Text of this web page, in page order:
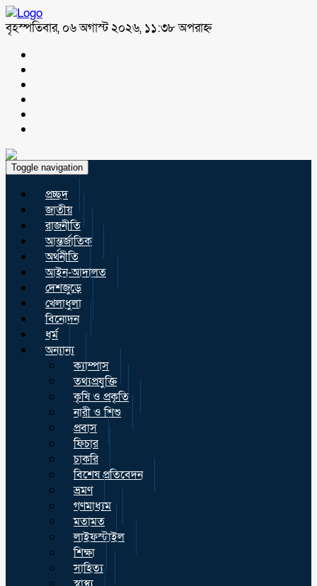
বৃহস্পতিবার, ০৬ অগাস্ট ২০২৬, ১১:৩৮ অপরাহ্ন
Toggle navigation
প্রচ্ছদ
জাতীয়
রাজনীতি
আন্তর্জাতিক
অর্থনীতি
আইন-আদালত
দেশজুড়ে
খেলাধুলা
বিনোদন
ধর্ম
অন্যান্য
ক্যাম্পাস
তথ্যপ্রযুক্তি
কৃষি ও প্রকৃতি
নারী ও শিশু
প্রবাস
ফিচার
চাকরি
বিশেষ প্রতিবেদন
ভ্রমণ
গণমাধ্যম
মতামত
লাইফস্টাইল
শিক্ষা
সাহিত্য